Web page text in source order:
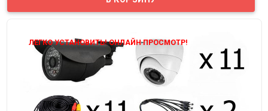
ЛЕГКО УСТАНОВИТЬ! ОНЛАЙН ПРОСМОТР!